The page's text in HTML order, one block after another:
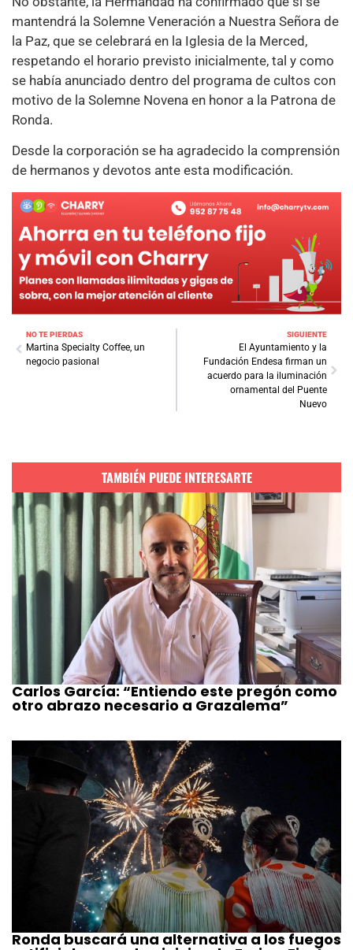
mantendrá la Solemne Veneración a Nuestra Señora de
la Paz, que se celebrará en la Iglesia de la Merced,
respetando el horario previsto inicialmente, tal y como
se había anunciado dentro del programa de cultos con
motivo de la Solemne Novena en honor a la Patrona de
Ronda.
Desde la corporación se ha agradecido la comprensión
de hermanos y devotos ante esta modificación.
NO TE PIERDAS
Martina Specialty Coffee, un
negocio pasional
SIGUIENTE
El Ayuntamiento y la
Fundación Endesa firman un
acuerdo para la iluminación
ornamental del Puente
Nuevo
TAMBIÉN PUEDE INTERESARTE
Carlos García: “Entiendo este pregón como
otro abrazo necesario a Grazalema”
Ronda buscará una alternativa a los fuegos